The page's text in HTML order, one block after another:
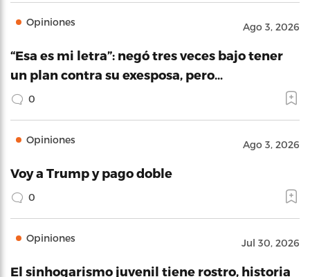
Opiniones Ago 3, 2026
“Esa es mi letra”: negó tres veces bajo tener
un plan contra su exesposa, pero…
0
Opiniones Ago 3, 2026
Voy a Trump y pago doble
0
Opiniones Jul 30, 2026
El sinhogarismo juvenil tiene rostro, historia